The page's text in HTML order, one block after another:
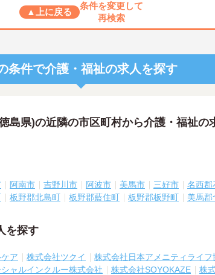
▲上に戻る
条件を変更して
再検索
条件で介護・福祉の求人を探す
島県)の近隣の市区町村から介護・福祉の
阿南市 吉野川市 阿波市 美馬市 三好市 名西郡
板野郡北島町 板野郡藍住町 板野郡板野町 美馬郡
を探す
ア 株式会社ツクイ 株式会社日本アメニティライフ
シャルインクルー株式会社 株式会社SOYOKAZE
株